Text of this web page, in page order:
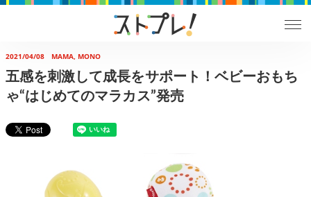
2021/04/08 MAMA, MONO
五感を刺激して成長をサポート！ベビーおもち
ゃ“はじめてのマラカス”発売